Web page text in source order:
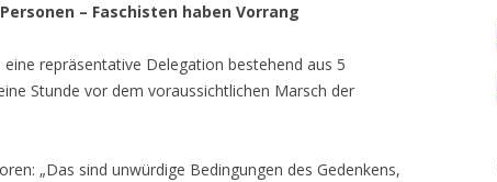
– Faschisten haben Vorrang
repräsentative Delegation bestehend aus 5
Stunde vor dem voraussichtlichen Marsch der
„Das sind unwürdige Bedingungen des Gedenkens,